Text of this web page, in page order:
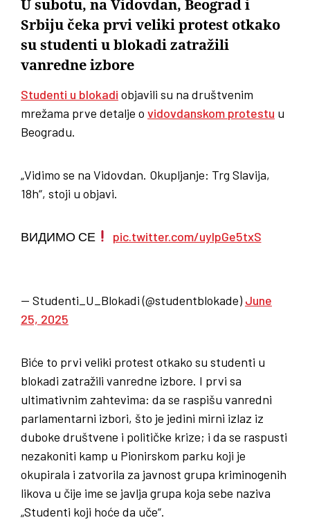
U subotu, na Vidovdan, Beograd i
Srbiju čeka prvi veliki protest otkako
su studenti u blokadi zatražili
vanredne izbore
Studenti u blokadi objavili su na društvenim
mrežama prve detalje o vidovdanskom protestu u
Beogradu.
„Vidimo se na Vidovdan. Okupljanje: Trg Slavija,
18h“, stoji u objavi.
ВИДИМО СЕ pic.twitter.com/uylpGe5txS
— Studenti_U_Blokadi (@studentblokade) June
25, 2025
Biće to prvi veliki protest otkako su studenti u
blokadi zatražili vanredne izbore. I prvi sa
ultimativnim zahtevima: da se raspišu vanredni
parlamentarni izbori, što je jedini mirni izlaz iz
duboke društvene i političke krize; i da se raspusti
nezakoniti kamp u Pionirskom parku koji je
okupirala i zatvorila za javnost grupa kriminogenih
likova u čije ime se javlja grupa koja sebe naziva
„Studenti koji hoće da uče“.